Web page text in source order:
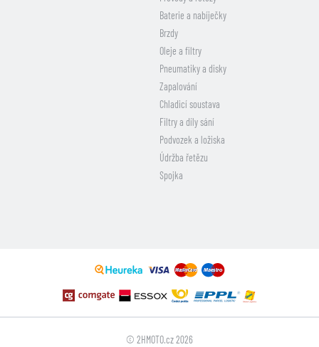
Baterie a nabíječky
Brzdy
Oleje a filtry
Pneumatiky a disky
Zapalování
Chladicí soustava
Filtry a díly sání
Podvozek a ložiska
Údržba řetězu
Spojka
© 2HMOTO.cz 2026